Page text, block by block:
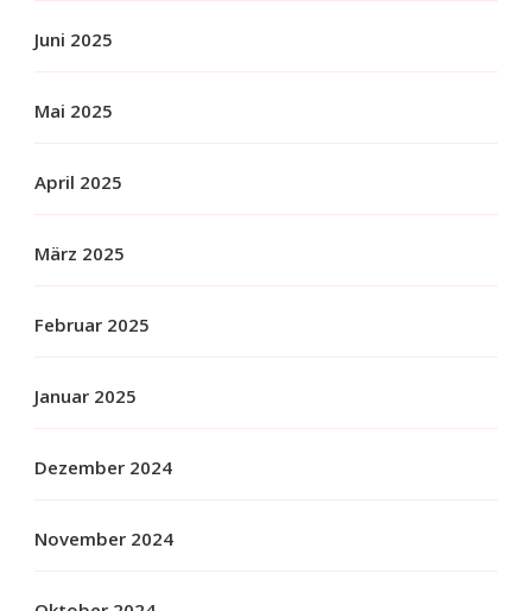
Juni 2025
Mai 2025
April 2025
März 2025
Februar 2025
Januar 2025
Dezember 2024
November 2024